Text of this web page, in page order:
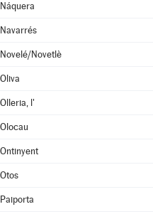
Náquera
Navarrés
Novelé/Novetlè
Oliva
Olleria, l'
Olocau
Ontinyent
Otos
Paiporta